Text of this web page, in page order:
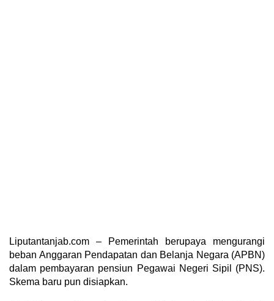
Liputantanjab.com – Pemerintah berupaya mengurangi
beban Anggaran Pendapatan dan Belanja Negara (APBN)
dalam pembayaran pensiun Pegawai Negeri Sipil (PNS).
Skema baru pun disiapkan.